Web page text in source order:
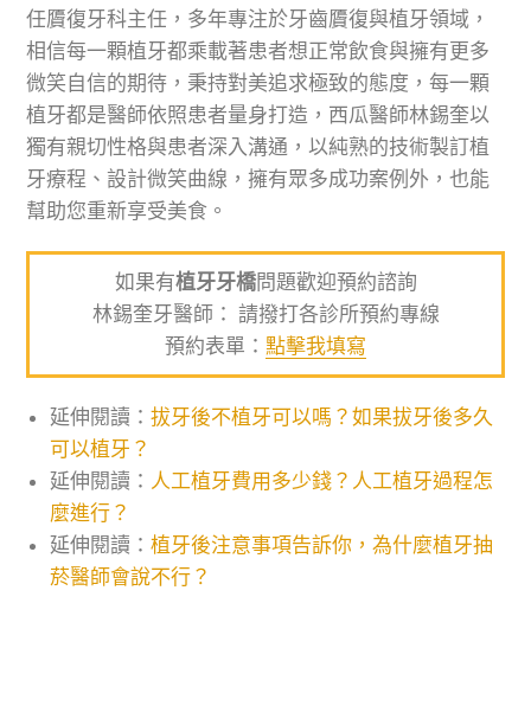
任贗復牙科主任，多年專注於牙齒贗復與植牙領域，
相信每一顆植牙都乘載著患者想正常飲食與擁有更多
微笑自信的期待，秉持對美追求極致的態度，每一顆
植牙都是醫師依照患者量身打造，西瓜醫師林錫奎以
獨有親切性格與患者深入溝通，以純熟的技術製訂植
牙療程、設計微笑曲線，擁有眾多成功案例外，也能
幫助您重新享受美食。
如果有植牙牙橋問題歡迎預約諮詢
林錫奎牙醫師： 請撥打各診所預約專線
預約表單： 點擊我填寫
延伸閱讀：拔牙後不植牙可以嗎？如果拔牙後多久
可以植牙？
延伸閱讀： 人工植牙費用多少錢？人工植牙過程怎
麼進行？
延伸閱讀：植牙後注意事項告訴你，為什麼植牙抽
菸醫師會說不行？